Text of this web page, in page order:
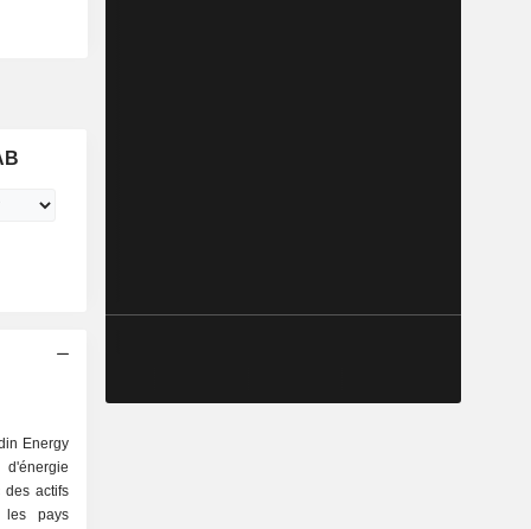
Energy
des actifs
les pays